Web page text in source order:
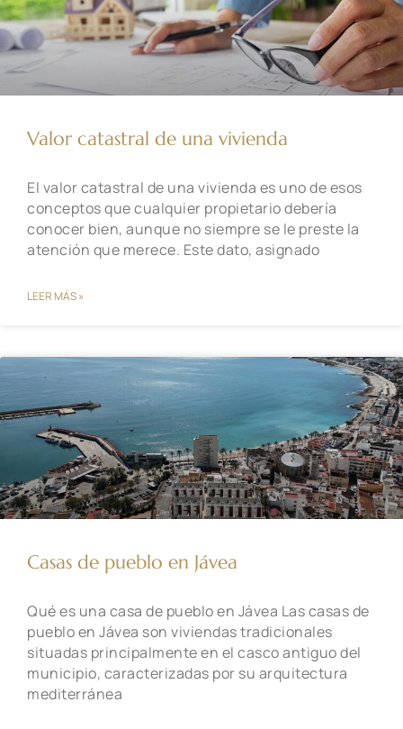
Valor catastral de una vivienda
El valor catastral de una vivienda es uno de esos
conceptos que cualquier propietario debería
conocer bien, aunque no siempre se le preste la
atención que merece. Este dato, asignado
LEER MÁS »
Casas de pueblo en Jávea
Qué es una casa de pueblo en Jávea Las casas de
pueblo en Jávea son viviendas tradicionales
situadas principalmente en el casco antiguo del
municipio, caracterizadas por su arquitectura
mediterránea